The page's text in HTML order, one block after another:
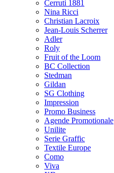
Cerruti 1881
Nina Ricci
Christian Lacroix
Jean-Louis Scherrer
Adler
Roly
Fruit of the Loom
BC Collection
Stedman
Gildan
SG Clothing
Impression
Promo Business
Agende Promotionale
Unilite
Serie Graffic
Textile Europe
Como
Viva